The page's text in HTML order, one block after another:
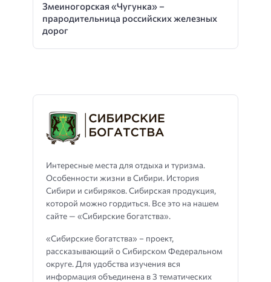
Змеиногорская «Чугунка» –
прародительница российских железных
дорог
Интересные места для отдыха и туризма.
Особенности жизни в Сибири. История
Сибири и сибиряков. Сибирская продукция,
которой можно гордиться. Все это на нашем
сайте — «Сибирские богатства».
«Сибирские богатства» – проект,
рассказывающий о Сибирском Федеральном
округе. Для удобства изучения вся
информация объединена в 3 тематических